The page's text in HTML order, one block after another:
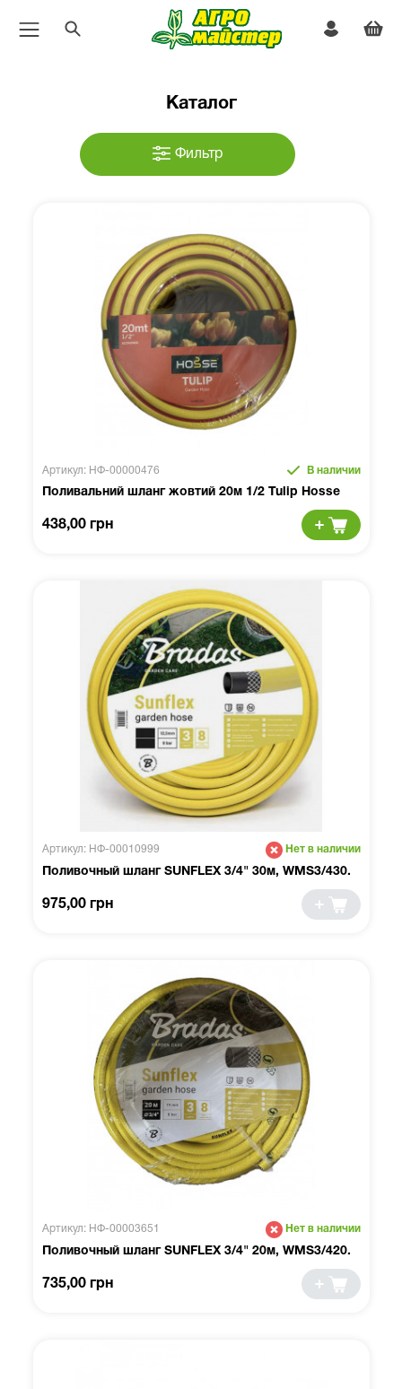
Каталог
Фильтр
Артикул: НФ-00000476 В наличии
Поливальний шланг жовтий 20м 1/2 Tulip Hosse
438,00 грн
Артикул: НФ-00010999 Нет в наличии
Поливочный шланг SUNFLEX 3/4" 30м, WMS3/430.
975,00 грн
Артикул: НФ-00003651 Нет в наличии
Поливочный шланг SUNFLEX 3/4" 20м, WMS3/420.
735,00 грн